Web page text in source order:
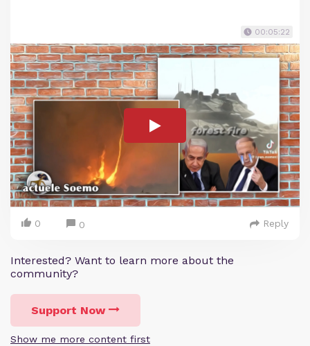
00:05:22
0 0 Reply
Interested? Want to learn more about the
community?
Support Now
Show me more content first